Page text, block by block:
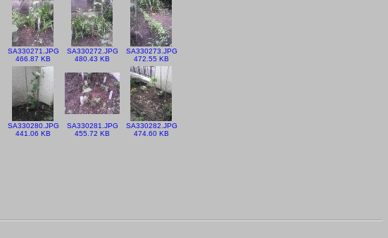
SA330271.JPG
466.87 KB
SA330272.JPG
480.43 KB
SA330273.JPG
472.55 KB
SA330280.JPG
441.06 KB
SA330281.JPG
455.72 KB
SA330282.JPG
474.60 KB